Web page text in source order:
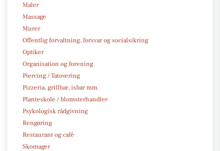
Maler
Massage
Murer
Offentlig forvaltning, forsvar og socialsikring
Optiker
Organisation og forening
Piercing / Tatovering
Pizzeria, grillbar, isbar mm.
Planteskole / blomsterhandler
Psykologisk rådgivning
Rengøring
Restaurant og café
Skomager